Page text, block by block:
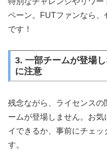
ペーン。FUTファンなら
です！
3. 一部チームが登場
に注意
残念ながら、ライセンス
ームが登場しません。お
イできるか、事前にチェッ
す。